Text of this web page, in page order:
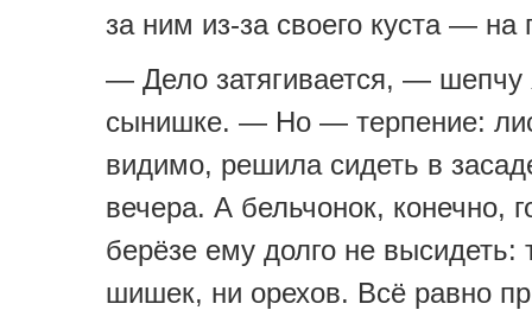
за ним из-за своего куста — на
— Дело затягивается, — шепчу
сынишке. — Но — терпение:
видимо, решила сидеть в
вечера. А бельчонок, конечно,
берёзе ему долго не высидеть:
шишек, ни орехов. Всё равно